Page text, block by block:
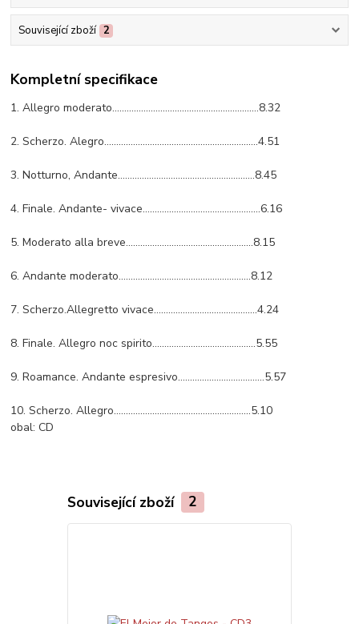
Související zboží 2
Kompletní specifikace
1. Allegro moderato………………………………………………….…8.32
2. Scherzo. Alegro…………………………………………………...….4.51
3. Notturno, Andante……………………………………………...…8.45
4. Finale. Andante- vivace……………………………………….…6.16
5. Moderato alla breve………………………………………...…..8.15
6. Andante moderato…………………………………………….…8.12
7. Scherzo.Allegretto vivace…………………………………….4.24
8. Finale. Allegro noc spirito…………………………………....5.55
9. Roamance. Andante espresivo………………………...……5.57
10. Scherzo. Allegro………………………………………………...5.10
obal: CD
Související zboží 2